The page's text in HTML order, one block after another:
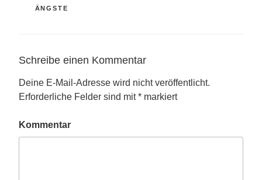
ÄNGSTE
Schreibe einen Kommentar
Deine E-Mail-Adresse wird nicht veröffentlicht.
Erforderliche Felder sind mit* markiert
Kommentar